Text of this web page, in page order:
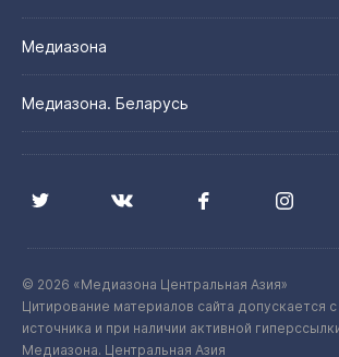
Медиазона
Медиазона. Беларусь
© 2026 «Медиазона Центральная Азия»
Цитирование материалов сайта допускается
источника и при наличии активной
Медиазона. Центральная Азия